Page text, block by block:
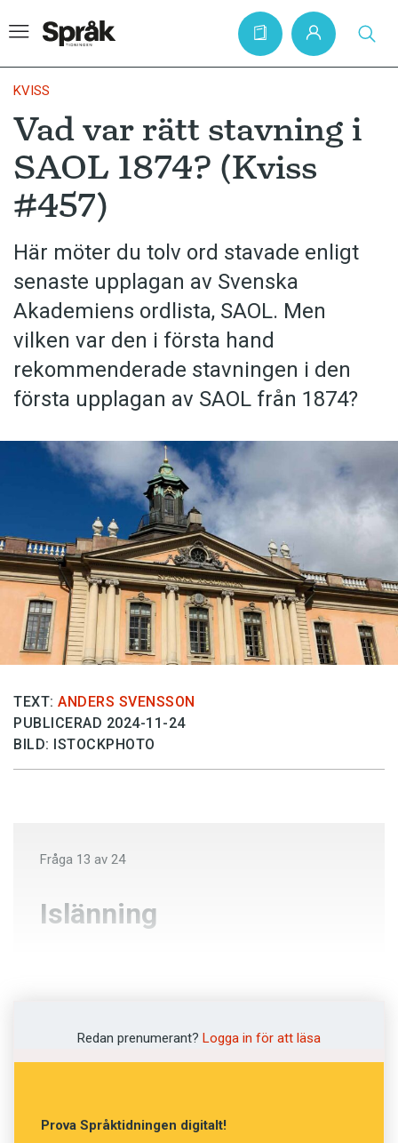
Hem
Artiklar
Krönikor
Språkfrågor
Skrivtips
Bokrecensioner
Kviss
Podden
Anmäl till språkpolisen
Föreslå nyord
Annonsera
Prenumerera
Läs Språktidningen digitalt
Press
KVISS
Vad var rätt stavning i
SAOL 1874? (Kviss
#457)
Här möter du tolv ord stavade enligt
senaste upplagan av Svenska
Akademiens ordlista, SAOL. Men
vilken var den i första hand
rekommenderade stavningen i den
första upplagan av SAOL från 1874?
TEXT: ANDERS SVENSSON
PUBLICERAD 2024-11-24
BILD: ISTOCKPHOTO
Fråga 13 av 24
Islänning
Islänning
Redan prenumerant? Logga in för att läsa
Prova Språktidningen digitalt!